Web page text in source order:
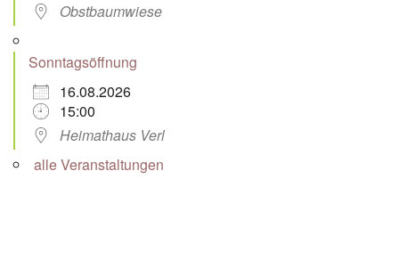
Obstbaumwiese
Sonntagsöffnung
16.08.2026
15:00
Heimathaus Verl
alle Veranstaltungen